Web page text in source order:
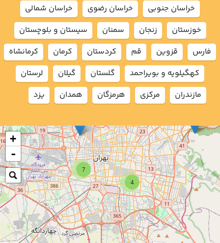
7
4
+
-
خراسان جنوبي
خراسان رضوي
خراسان شمالي
خوزستان
زنجان سمنان
سيستان و بلوچستان
فارس
قزوين قم كردستان كرمان
كرمانشاه
كهگيلويه و بويراحمد
گلستان گيلان
لرستان
مازندران
مركزي هرمزگان همدان يزد